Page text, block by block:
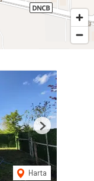
Harta
Next